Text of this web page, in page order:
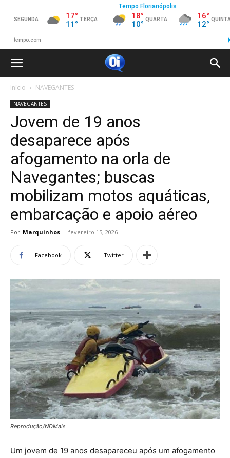
Início NAVEGANTES
NAVEGANTES
Jovem de 19 anos
desaparece após
afogamento na orla de
Navegantes; buscas
mobilizam motos aquáticas,
embarcação e apoio aéreo
Por Marquinhos - fevereiro 15, 2026
Facebook Twitter
Reprodução/NDMais
Um jovem de 19 anos desapareceu após um afogamento